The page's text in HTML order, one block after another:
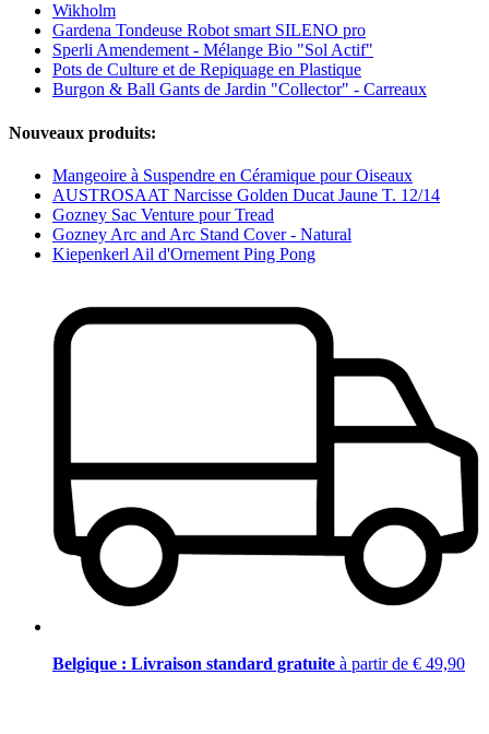
Wikholm
Gardena Tondeuse Robot smart SILENO pro
Sperli Amendement - Mélange Bio "Sol Actif"
Pots de Culture et de Repiquage en Plastique
Burgon & Ball Gants de Jardin "Collector" - Carreaux
Nouveaux produits:
Mangeoire à Suspendre en Céramique pour Oiseaux
AUSTROSAAT Narcisse Golden Ducat Jaune T. 12/14
Gozney Sac Venture pour Tread
Gozney Arc and Arc Stand Cover - Natural
Kiepenkerl Ail d'Ornement Ping Pong
Belgique : Livraison standard gratuite à partir de € 49,90